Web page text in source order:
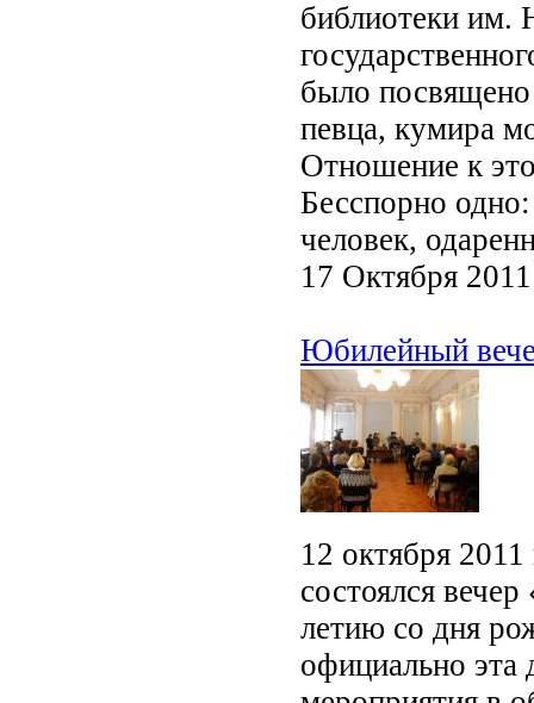
библиотеки им.
было
певца, кумира
Отношение к
Бесспорно
человек,
17 Октября 2011
Юбилейный
12 октября
состоялся
летию со дня
официально эта